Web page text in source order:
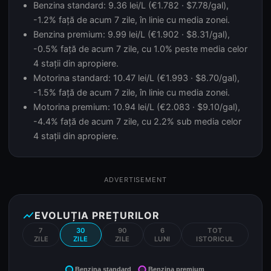
Benzina standard: 9.36 lei/L (€1.782 · $7.78/gal),
-1.2% față de acum 7 zile, în linie cu media zonei.
Benzina premium: 9.99 lei/L (€1.902 · $8.31/gal),
-0.5% față de acum 7 zile, cu 1.0% peste media celor
4 stații din apropiere.
Motorina standard: 10.47 lei/L (€1.993 · $8.70/gal),
-1.5% față de acum 7 zile, în linie cu media zonei.
Motorina premium: 10.94 lei/L (€2.083 · $9.10/gal),
-4.4% față de acum 7 zile, cu 2.2% sub media celor
4 stații din apropiere.
ADVERTISEMENT
show_chartEVOLUȚIA PREȚURILOR
7
ZILE
30
ZILE
90
ZILE
6
LUNI
TOT
ISTORICUL